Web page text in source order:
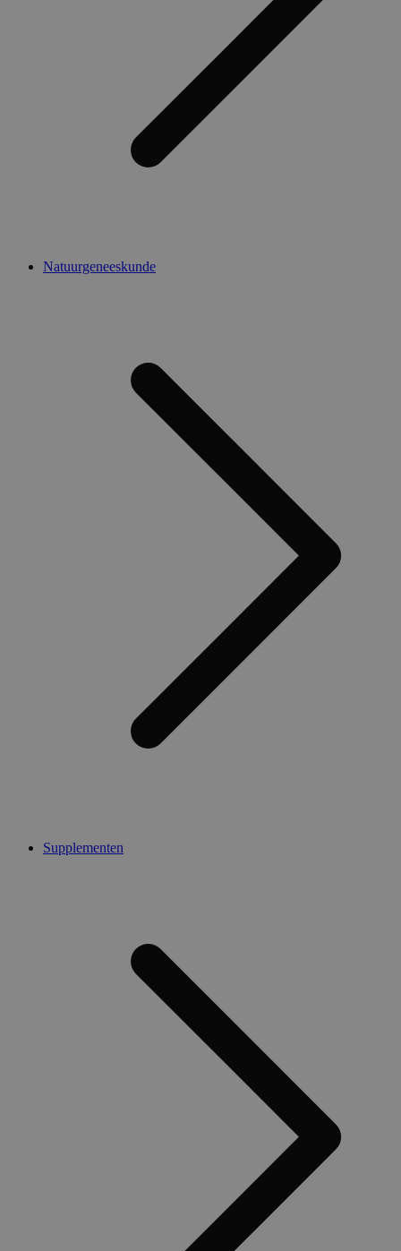
Natuurgeneeskunde
Supplementen